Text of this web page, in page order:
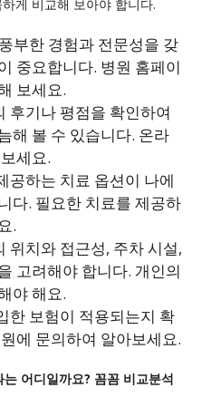
게 비교해 보아야 합니다.
풍부한 경험과 전문성을 갖
중요합니다. 병원 홈페이
보세요.
후기나 평점을 확인하여
해 볼 수 있습니다. 온라
세요.
공하는 치료 옵션이 나에
다. 필요한 치료를 제공하
.
위치와 접근성, 주차 시설,
고려해야 합니다. 개인의
야 해요.
한 보험이 적용되는지 확
에 문의하여 알아보세요.
어디일까요? 꼼꼼 비교분석